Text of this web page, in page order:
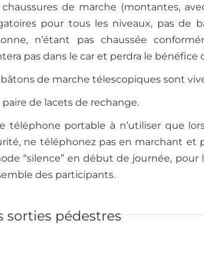
chaussures de marche (montantes,
pour tous les niveaux, pas de
n’étant pas chaussée
pas dans le car et perdra le bénéfice
bâtons de marche télescopiques sont
paire de lacets de rechange.
téléphone portable à n’utiliser que
ne téléphonez pas en marchant et
“silence” en début de journée,
des participants.
sorties pédestres